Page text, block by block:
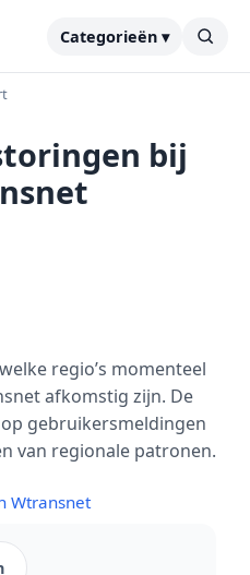
Categorieën ▾
bij
regio’s momenteel
afkomstig zijn. De
gebruikersmeldingen
van regionale patronen.
Wtransnet